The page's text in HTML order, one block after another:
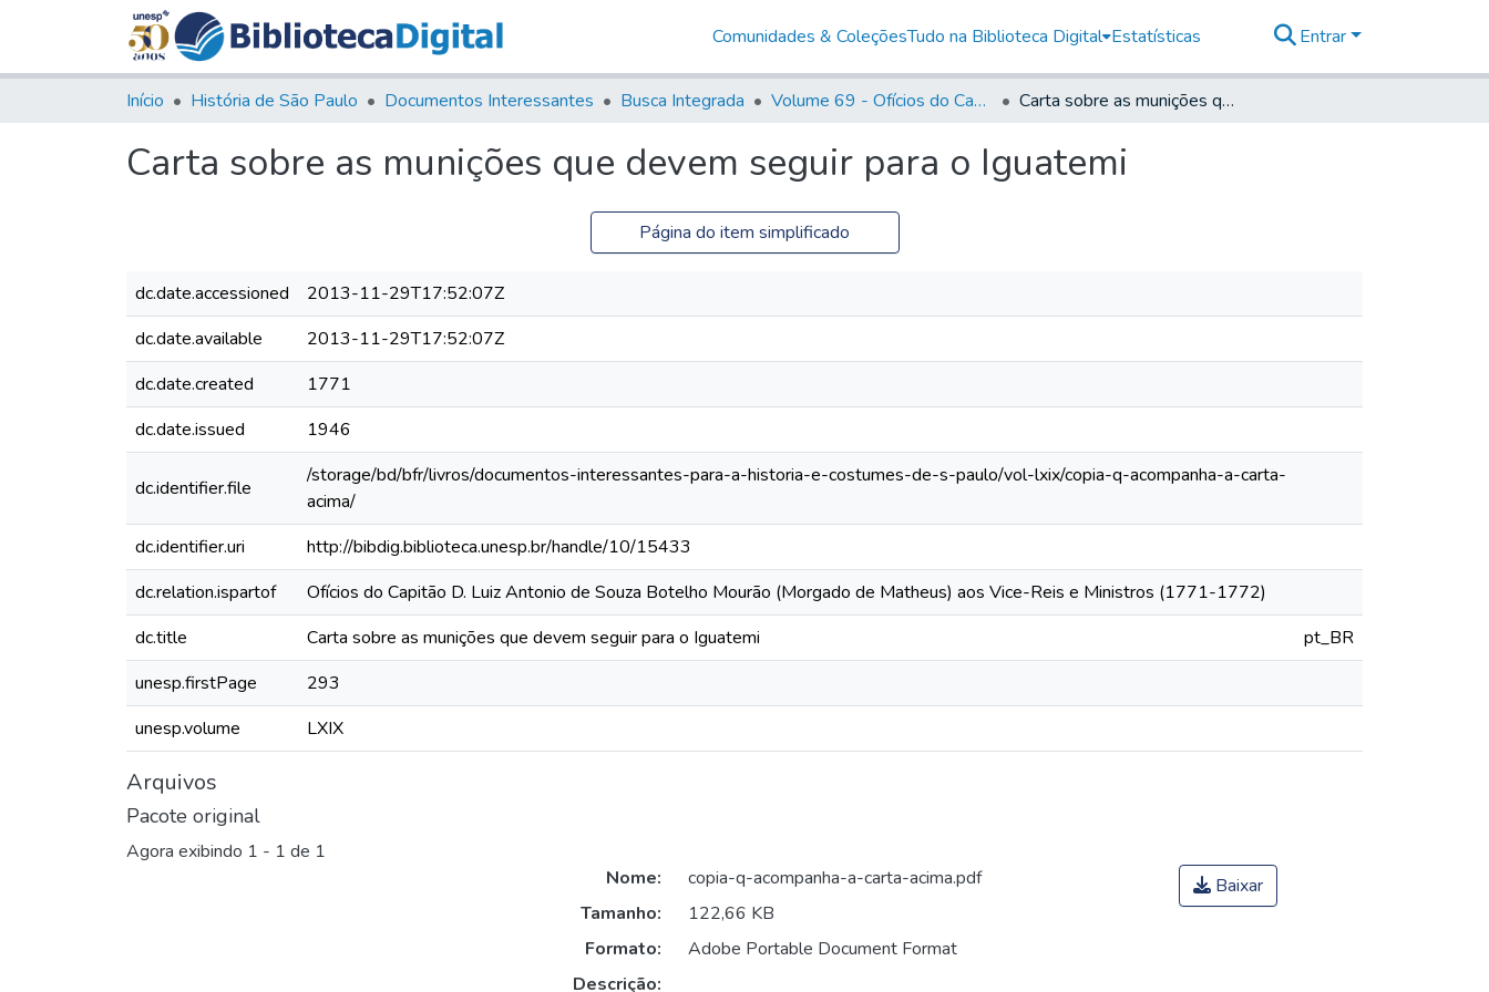
Comunidades & ColeçõesTudo na Biblioteca Digital Estatísticas Entrar
Início História de São Paulo Documentos Interessantes Busca Integrada Volume 69 - Ofícios do Capitão D. Luiz Antonio de Souza Botelho Mourão aos Vice-Reis e Ministros (1771-1772) Carta sobre as munições que devem seguir para o Iguatemi
Carta sobre as munições que devem seguir para o Iguatemi
Página do item simplificado
dc.date.accessioned
2013-11-29T17:52:07Z
dc.date.available
2013-11-29T17:52:07Z
dc.date.created
1771
dc.date.issued
1946
dc.identifier.file
/storage/bd/bfr/livros/documentos-interessantes-para-a-historia-e-costumes-de-s-paulo/vol-lxix/copia-q-acompanha-a-carta-
acima/
dc.identifier.uri
http://bibdig.biblioteca.unesp.br/handle/10/15433
dc.relation.ispartof
Ofícios do Capitão D. Luiz Antonio de Souza Botelho Mourão (Morgado de Matheus) aos Vice-Reis e Ministros (1771-1772)
dc.title
Carta sobre as munições que devem seguir para o Iguatemi
pt_BR
unesp.firstPage
293
unesp.volume
LXIX
Arquivos
Pacote original
Agora exibindo 1 - 1 de 1
Nome:
copia-q-acompanha-a-carta-acima.pdf
Tamanho:
122,66 KB
Formato:
Adobe Portable Document Format
Descrição:
Baixar